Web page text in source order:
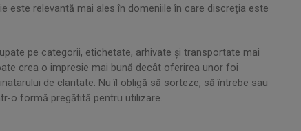
este relevantă mai ales în domeniile în care discreția este
pe categorii, etichetate, arhivate și transportate mai
crea o impresie mai bună decât oferirea unor foi
de claritate. Nu îl obligă să sorteze, să întrebe sau
o formă pregătită pentru utilizare.